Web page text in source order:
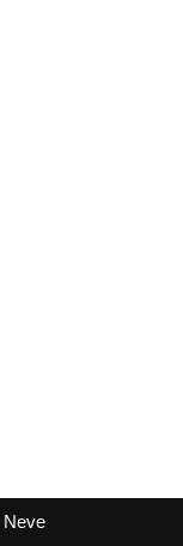
Neve
اشترك لتصلك